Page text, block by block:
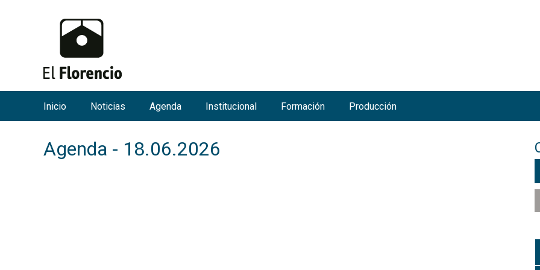
Agenda - 18.06.2026
n
Inicio Noticias Agenda Institucional Formación Producción